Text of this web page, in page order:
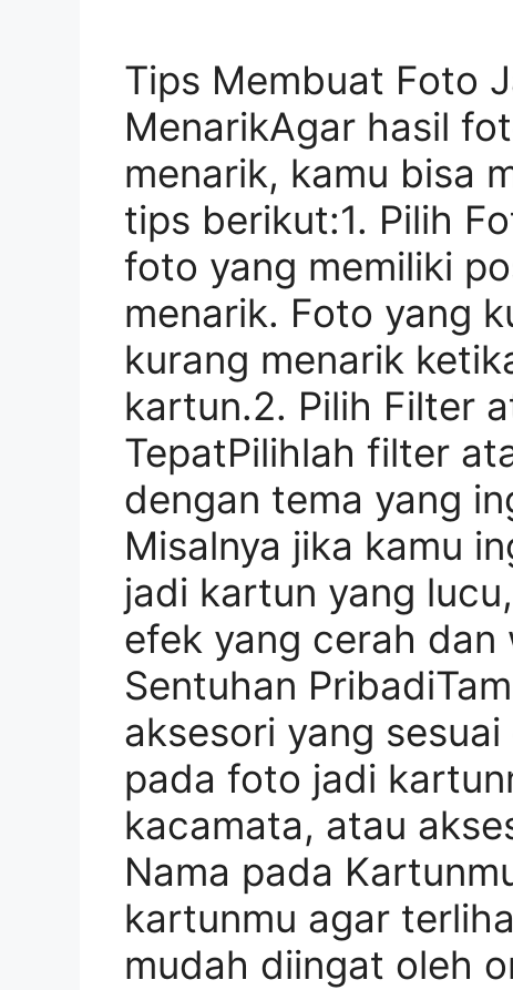
Tips Membuat Foto
MenarikAgar hasil
menarik, kamu bisa
tips berikut:1. Pilih
foto yang memiliki
menarik. Foto yang
kurang menarik
kartun.2. Pilih Filter
TepatPilihlah filter
dengan tema yang
Misalnya jika kamu
jadi kartun yang
efek yang cerah
Sentuhan
aksesori yang
pada foto jadi
kacamata, atau
Nama pada
kartunmu agar
mudah diingat oleh